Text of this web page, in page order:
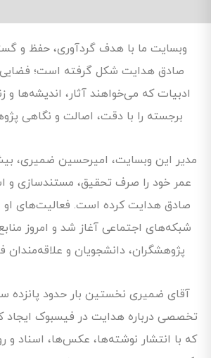
وبسایت ما با هدف گردآوری، حفظ و
صادق هدایت شکل گرفته است؛ فضایی
ادبیات که می‌خواهند آثار، اندیشه‌ها و
برجسته را با دقت، اصالت و نگاهی
مدیر این وبسایت، امیرحسین ضمیری،
عمر خود را صرف تحقیق، مستندسازی و
صادق هدایت کرده است. فعالیت‌های او
شبکه‌های اجتماعی آغاز شد و امروز
پژوهشگران، دانشجویان و
آقای ضمیری نخستین بار حدود
تخصصی درباره هدایت در فیسبوک
که با انتشار نوشته‌ها، عکس‌ها، اسناد و